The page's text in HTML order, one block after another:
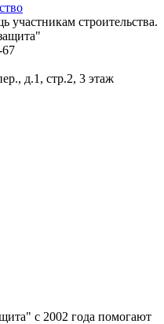
участникам строительства.
67
д.1, стр.2, 3 этаж
с 2002 года помогают